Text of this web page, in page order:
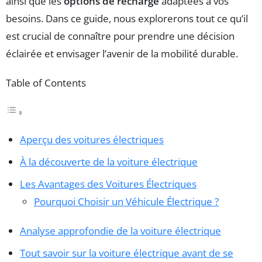
besoins. Dans ce guide, nous explorerons tout ce qu’il
est crucial de connaître pour prendre une décision
éclairée et envisager l’avenir de la mobilité durable.
Table of Contents
Aperçu des voitures électriques
À la découverte de la voiture électrique
Les Avantages des Voitures Électriques
Pourquoi Choisir un Véhicule Électrique ?
Analyse approfondie de la voiture électrique
Tout savoir sur la voiture électrique avant de se